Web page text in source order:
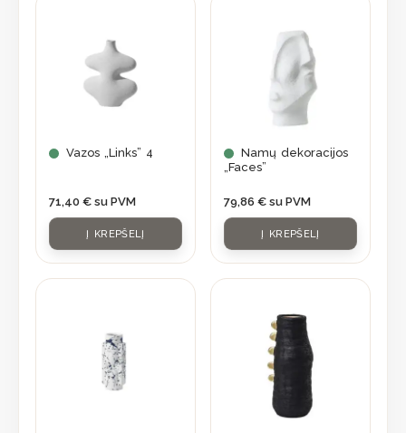
Vazos „Links” 4
71,40 € su PVM
Į KREPŠELĮ
Namų dekoracijos
„Faces”
79,86 € su PVM
Į KREPŠELĮ